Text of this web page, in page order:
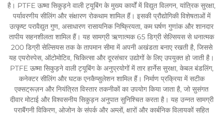
है। PTFE ऊष्मा सिकुड़ने वाली ट्यूबिंग के मुख्य कार्यों में विद्युत विलगन, यांत्रिक सुरक्षा,
पर्यावरणीय सीलिंग और संक्षारण रोकथाम शामिल हैं। इसकी प्रौद्योगिकी विशेषताओं में
उत्कृष्ट परावैद्युत गुण, असाधारण रासायनिक निष्क्रियता, कम घर्षण गुणांक और शानदार
तापीय सहनशीलता शामिल हैं। यह सामग्री ऋणात्मक 65 डिग्री सेल्सियस से धनात्मक
200 डिग्री सेल्सियस तक के तापमान सीमा में अपनी अखंडता बनाए रखती है, जिससे
यह एयरोस्पेस, ऑटोमोटिव, चिकित्सा और दूरसंचार उद्योगों के लिए उपयुक्त हो जाती है।
PTFE ऊष्मा सिकुड़ने वाली ट्यूबिंग के अनुप्रयोगों में तार हार्नेस सुरक्षा, केबल बंडलिंग,
कनेक्टर सीलिंग और घटक एनकैप्सुलेशन शामिल हैं। निर्माण प्रक्रिया में सटीक
एक्सट्रूज़न और नियंत्रित विस्तार तकनीकों का उपयोग किया जाता है, जो सुसंगत
दीवार मोटाई और विश्वसनीय सिकुड़न अनुपात सुनिश्चित करता है। यह उन्नत सामग्री
पराबैंगनी विकिरण, ओजोन के संपर्क और अम्लों, क्षारों और कार्बनिक विलायकों सहित